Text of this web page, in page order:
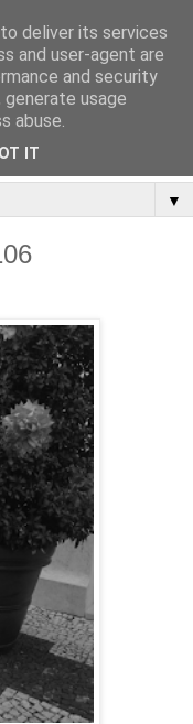
▼
deliver its services
and user-agent are
and security
usage
abuse.
IT